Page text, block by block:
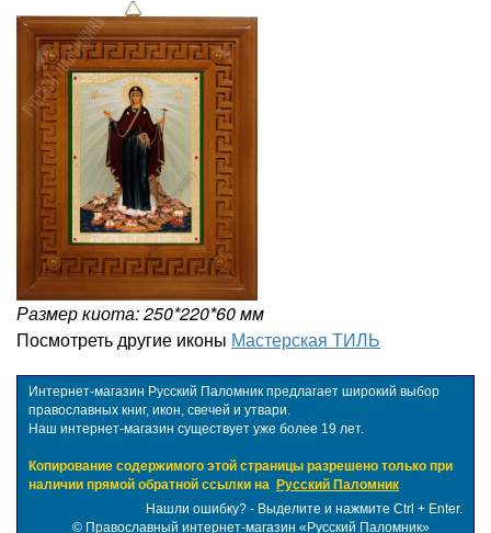
Размер киота: 250*220*60 мм
Посмотреть другие иконы Мастерская ТИЛЬ
Интернет-магазин Русский Паломник предлагает широкий выбор
православных книг, икон, свечей и утвари.
Наш интернет-магазин существует уже более 19 лет.
Копирование содержимого этой страницы разрешено только при
наличии прямой обратной ссылки на Русский Паломник
Нашли ошибку? - Выделите и нажмите Ctrl + Enter.
© Православный интернет-магазин «Русский Паломник»